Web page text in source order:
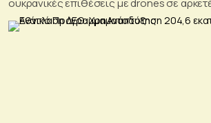
ουκρανικές επιθέσεις με drones σε
Ρωσίας, οι οποίες προκάλεσαν απώλειες
ζημιές σε μη στρατιωτικές υποδομές.